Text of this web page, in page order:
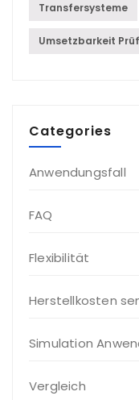
Transfersysteme
Umsetzbarkeit
Categories
Anwendungsfall
FAQ
Flexibilität
Herstellkosten
Simulation
Vergleich